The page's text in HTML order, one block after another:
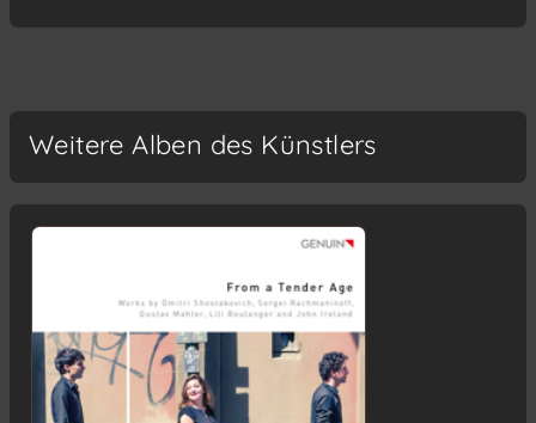
Weitere Alben des Künstlers